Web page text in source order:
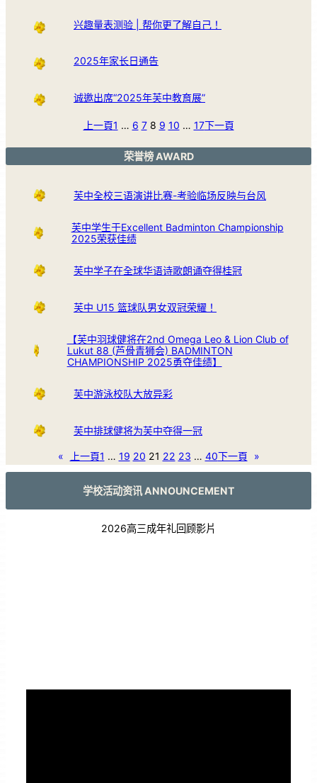
兴趣量表测验 | 帮你更了解自己！
2025年家长日通告
诚邀出席“2025年芙中教育展”
上一頁1 … 6 7 8 9 10 … 17下一頁
荣誉榜 AWARD
芙中全校三语演讲比赛-考验临场反映与台风
芙中学生于Excellent Badminton Championship
2025荣获佳绩
芙中学子在全球华语诗歌朗诵夺得桂冠
芙中 U15 篮球队男女双冠荣耀！
【芙中羽球健将在2nd Omega Leo & Lion Club of
Lukut 88 (芦骨青狮会) BADMINTON
CHAMPIONSHIP 2025勇夺佳绩】
芙中游泳校队大放异彩
芙中排球健将为芙中夺得一冠
« 上一頁1 … 19 20 21 22 23 … 40下一頁 »
学校活动资讯 ANNOUNCEMENT
2026高三成年礼回顾影片